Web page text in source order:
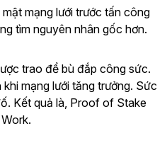
mạng lưới trước tấn công
tìm nguyên nhân gốc hơn.
trao để bù đắp công sức.
mạng lưới tăng trưởng. Sức
Kết quả là, Proof of Stake